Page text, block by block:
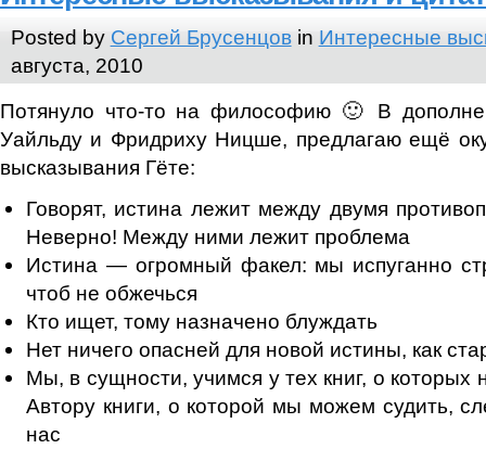
Posted by Сергей Брусенцовin Интересные
августа, 2010
Потянуло что-то на философию 🙂 В
Уайльду и Фридриху Ницше, предлагаю ещё
высказывания Гёте:
Говорят, истина лежит между двумя
Неверно! Между ними лежит проблема
Истина — огромный факел: мы испуганно
чтоб не обжечься
Кто ищет, тому назначено блуждать
Нет ничего опасней для новой истины, как
Мы, в сущности, учимся у тех книг, о которых
Автору книги, о которой мы можем судить,
нас